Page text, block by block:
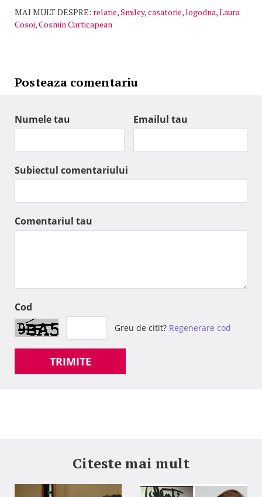
MAI MULT DESPRE: relatie,Smiley,casatorie,logodna,Laura
Cosoi,Cosmin Curticapean
Posteaza comentariu
Numele tau Emailul tau
Subiectul comentariului
Comentariul tau
Cod
Greu de citit? Regenerare cod
TRIMITE
Citeste mai mult